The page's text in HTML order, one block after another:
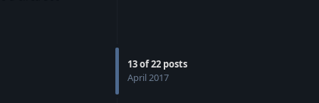
13of22 posts
April 2017